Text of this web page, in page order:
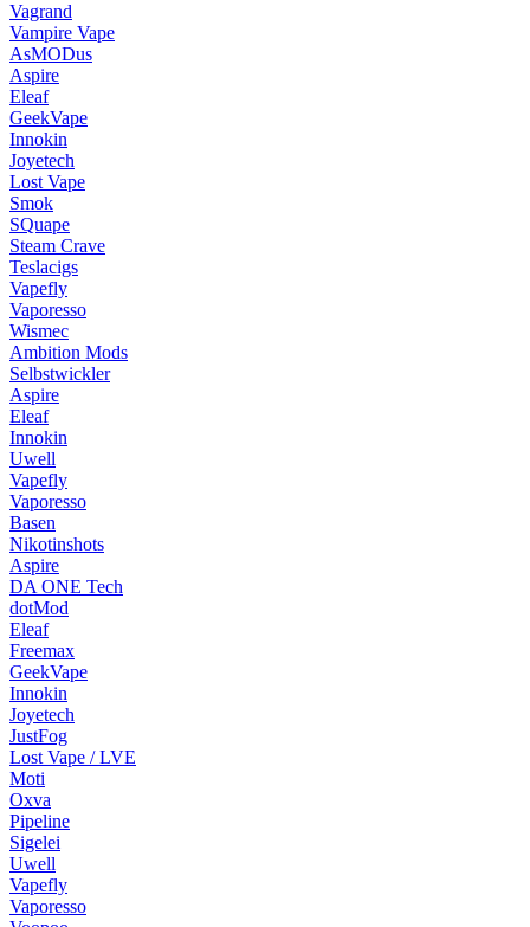
Vagrand
Vampire Vape
AsMODus
Aspire
Eleaf
GeekVape
Innokin
Joyetech
Lost Vape
Smok
SQuape
Steam Crave
Teslacigs
Vapefly
Vaporesso
Wismec
Ambition Mods
Selbstwickler
Aspire
Eleaf
Innokin
Uwell
Vapefly
Vaporesso
Basen
Nikotinshots
Aspire
DA ONE Tech
dotMod
Eleaf
Freemax
GeekVape
Innokin
Joyetech
JustFog
Lost Vape / LVE
Moti
Oxva
Pipeline
Sigelei
Uwell
Vapefly
Vaporesso